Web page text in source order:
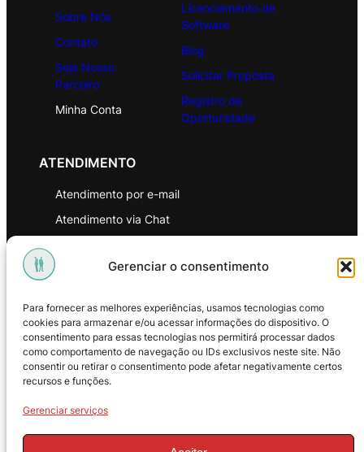
Gerenciar o consentimento
Para fornecer as melhores experiências, usamos tecnologias como
cookies para armazenar e/ou acessar informações do dispositivo. O
consentimento para essas tecnologias nos permitirá processar dados
como comportamento de navegação ou IDs exclusivos neste site. Não
consentir ou retirar o consentimento pode afetar negativamente certos
recursos e funções.
Gerenciar serviços
Sobre Nós
Contato
Seja Nosso
Parceiro
Minha Conta
Licenciamento de
Software
Blog
Solicitar Proposta
Registro de
Oportunidade
ATENDIMENTO
Atendimento por e-mail
Atendimento via Chat
Política de Privacidade
Política de Troca e Devoluções
Política de Reembolso